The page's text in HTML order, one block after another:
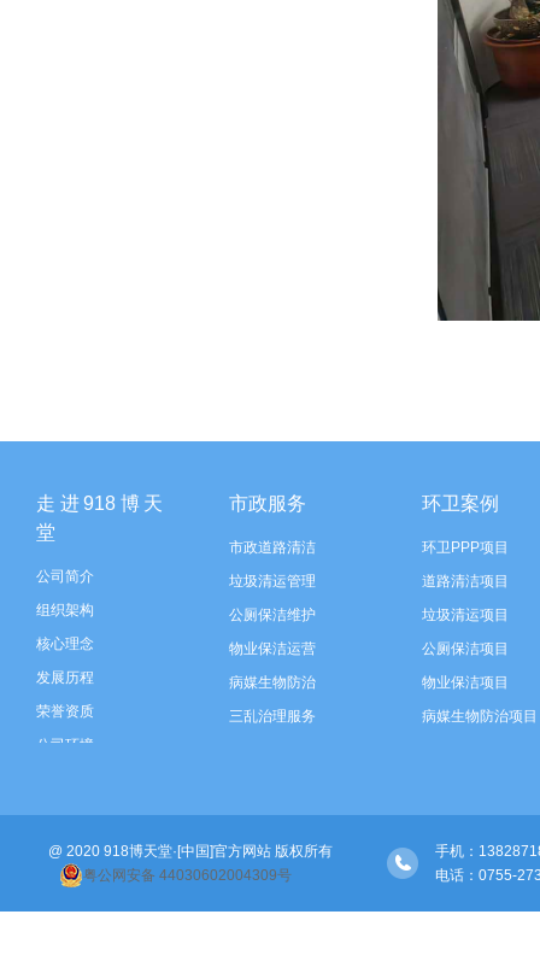
走进918博天
堂
公司简介
组织架构
核心理念
发展历程
荣誉资质
公司环境
市政服务
市政道路清洁
垃圾清运管理
公厕保洁维护
物业保洁运营
病媒生物防治
三乱治理服务
河道保洁
绿化管养
环卫案例
环卫PPP项目
道路清洁项目
垃圾清运项目
公厕保洁项目
物业保洁项目
病媒生物防治项目
智慧环卫建设
河道保洁项目
绿化管养项目
@ 2020 918博天堂·[中国]官方网站 版权所有
粤公网安备 44030602004309号
手机：
电话：0755-